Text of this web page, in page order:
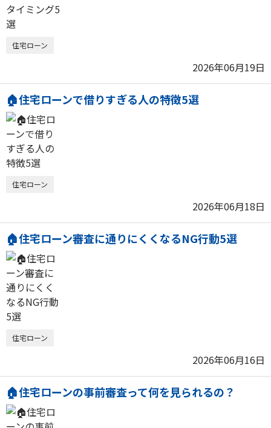
住宅ローン
2026年06月19日
🏠住宅ローンで借りすぎる人の特徴5選
住宅ローン
2026年06月18日
🏠住宅ローン審査に通りにくくなるNG行動5選
住宅ローン
2026年06月16日
🏠住宅ローンの事前審査って何を見られるの？